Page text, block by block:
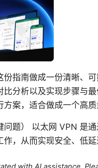
指南做成一份清晰、
分析以及实现步骤与
案，适合做成一个高质
问题） 以太网 VPN 是
，从而实现安全、低